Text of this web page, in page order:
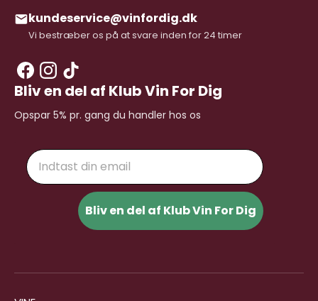
kundeservice@vinfordig.dk
Vi bestræber os på at svare inden for 24 timer
Bliv en del af Klub Vin For Dig
Opspar 5% pr. gang du handler hos os
Email
Bliv en del af Klub Vin For Dig